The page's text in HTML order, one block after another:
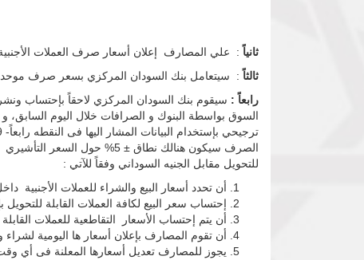
ثانياً : علي المصارف إعلان أسعار صرف العملات
ثالثاً : سيتعامل بنك السودان المركزي بسعر صرف موحد
رابعاً : سيقوم بنك السودان المركزي لاحقاً بإحتساب
السوق بواسطة البنوك و الصرافات خلال اليوم
الصرف سيكون هنالك نطاق ±
للتحويل مقابل الجنيه السوداني وفقاً للآتي :
أن تحدد أسعار البيع والشراء للعملات
إحتساب سعر البيع لكافة العملات القابلة للتحويل بإضافة هامش ربح 0.5 % كحد
أن يتم إحتساب الأسعار التقاطعية للعملات
أن تقوم المصارف بإعلان أسعار ها اليومية لشراء
يجوز للمصارف تعديل أسعارها